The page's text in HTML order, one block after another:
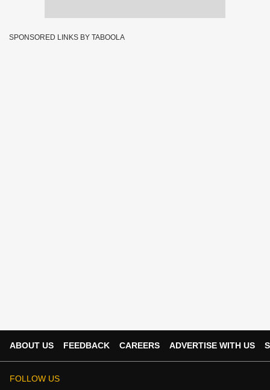
SPONSORED LINKS BY TABOOLA
ABOUT US FEEDBACK CAREERS ADVERTISE WITH US
FOLLOW US